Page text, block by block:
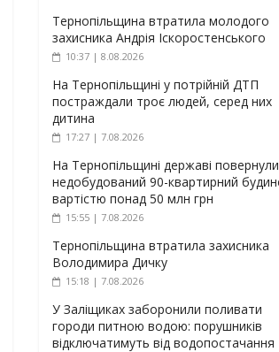
Тернопільщина втратила молодого
захисника Андрія Іскоростенського
10:37 | 8.08.2026
На Тернопільщині у потрійній ДТП
постраждали троє людей, серед них
дитина
17:27 | 7.08.2026
На Тернопільщині державі повернули
недобудований 90-квартирний
вартістю понад 50 млн грн
15:55 | 7.08.2026
Тернопільщина втратила захисника
Володимира Дичку
15:18 | 7.08.2026
У Заліщиках заборонили поливати
городи питною водою: порушників
відключатимуть від водопостачання